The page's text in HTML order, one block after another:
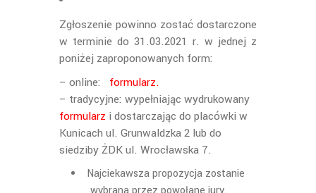
Zgłoszenie powinno zostać dostarczone
w terminie do 31.03.2021 r. w jednej z
poniżej zaproponowanych form:
– online: formularz.
– tradycyjne: wypełniając wydrukowany
formularz i dostarczając do placówki w
Kunicach ul. Grunwaldzka 2 lub do
siedziby ŻDK ul. Wrocławska 7.
Najciekawsza propozycja zostanie